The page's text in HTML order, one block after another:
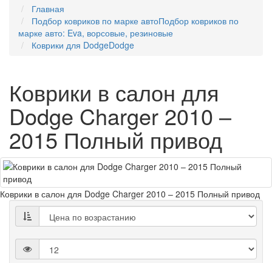
Главная
Подбор ковриков по марке автоПодбор ковриков по
марке авто: Eva, ворсовые, резиновые
Коврики для DodgeDodge
Коврики в салон для
Dodge Charger 2010 –
2015 Полный привод
Коврики в салон для Dodge Charger 2010 – 2015 Полный привод